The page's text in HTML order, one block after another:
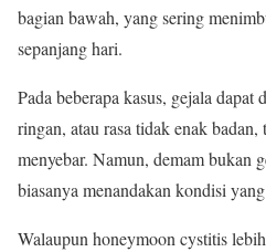
bagian bawah, yang sering
sepanjang hari.
Pada beberapa kasus, gejala dapat
ringan, atau rasa tidak enak
menyebar. Namun, demam bukan
biasanya menandakan kondisi
Walaupun honeymoon cystitis